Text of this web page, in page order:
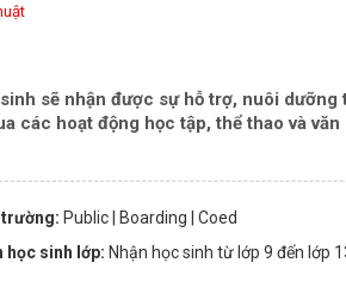
sẽ nhận được sự hỗ trợ, nuôi dưỡng
các hoạt động học tập, thể thao và văn
trường: Public | Boarding
| Coed
học sinh lớp:Nhận học sinh từ lớp 9 đến lớp